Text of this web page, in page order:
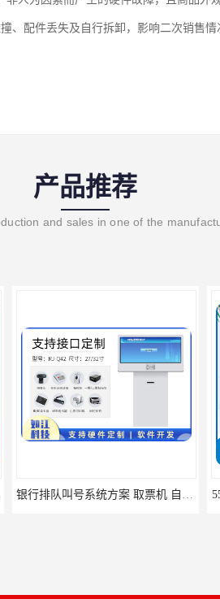
、配件丢失及自行拆卸，影响二次销售情
产品推荐
and sales in one of the
银行排队叫号系统方案 取票机 自助排队 55寸